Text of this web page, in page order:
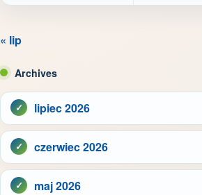
« lip
Archives
lipiec 2026
czerwiec 2026
maj 2026